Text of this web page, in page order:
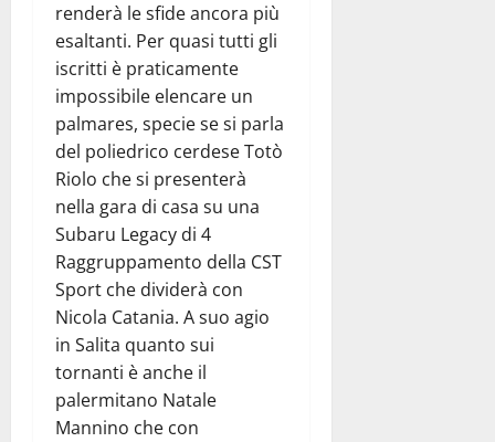
renderà le sfide ancora più
esaltanti. Per quasi tutti gli
iscritti è praticamente
impossibile elencare un
palmares, specie se si parla
del poliedrico cerdese Totò
Riolo che si presenterà
nella gara di casa su una
Subaru Legacy di 4
Raggruppamento della CST
Sport che dividerà con
Nicola Catania. A suo agio
in Salita quanto sui
tornanti è anche il
palermitano Natale
Mannino che con